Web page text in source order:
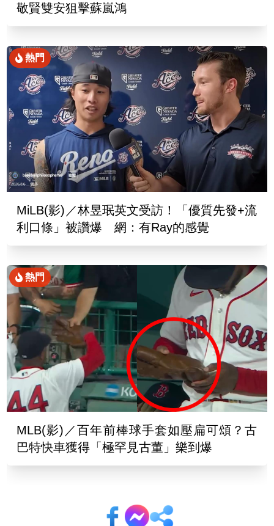
敬賢雙安狙擊蘇嵐鴻
熱門
MiLB(影)／林昱珉英文受訪！「優質先發+流
利口條」被讚爆 網：有Ray的感覺
熱門
MLB(影)／百年前棒球手套如壓扁可頌？古
巴特快車獲得「極罕見古董」樂到爆